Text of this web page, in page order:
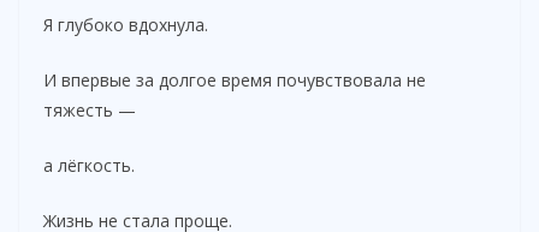
Я глубоко вдохнула.
И впервые за долгое время почувствовала не
тяжесть —
а лёгкость.
Жизнь не стала проще.